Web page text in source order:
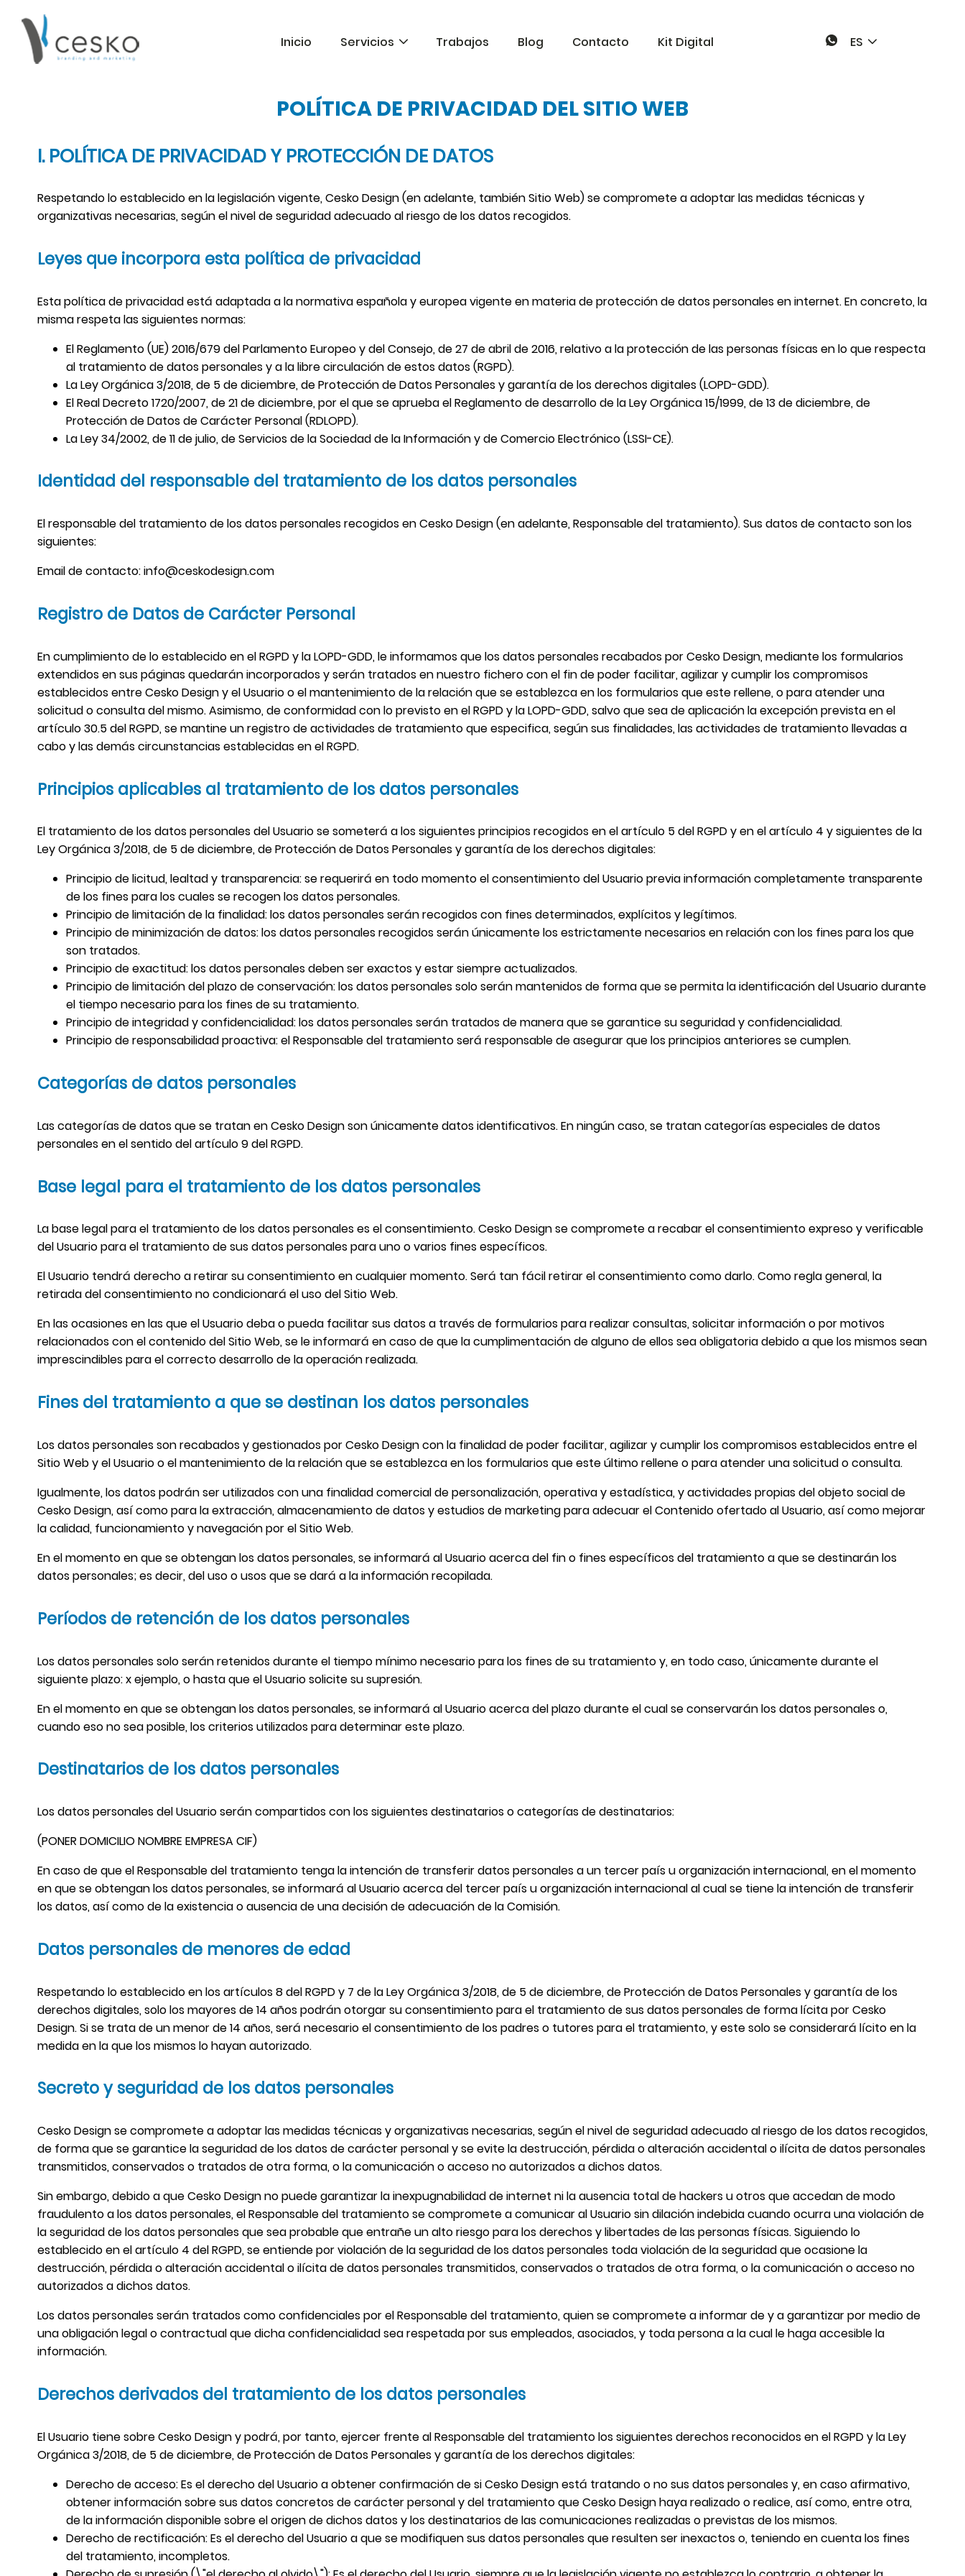
Inicio Servicios
Servicios
Páginas
Diseño
Marketing
Factura
Mucho
más...
Trabajos Blog Contacto Kit Digital ES
POLÍTICA DE PRIVACIDAD DEL SITIO WEB
I. POLÍTICA DE PRIVACIDAD Y PROTECCIÓN DE DATOS
Respetando lo establecido en la legislación vigente, Cesko Design (en adelante, también Sitio Web) se compromete a adoptar las medidas técnicas y
organizativas necesarias, según el nivel de seguridad adecuado al riesgo de los datos recogidos.
Leyes que incorpora esta política de privacidad
Esta política de privacidad está adaptada a la normativa española y europea vigente en materia de protección de datos personales en internet. En concreto, la
misma respeta las siguientes normas:
El Reglamento (UE) 2016/679 del Parlamento Europeo y del Consejo, de 27 de abril de 2016, relativo a la protección de las personas físicas en lo que respecta
al tratamiento de datos personales y a la libre circulación de estos datos (RGPD).
La Ley Orgánica 3/2018, de 5 de diciembre, de Protección de Datos Personales y garantía de los derechos digitales (LOPD-GDD).
El Real Decreto 1720/2007, de 21 de diciembre, por el que se aprueba el Reglamento de desarrollo de la Ley Orgánica 15/1999, de 13 de diciembre, de
Protección de Datos de Carácter Personal (RDLOPD).
La Ley 34/2002, de 11 de julio, de Servicios de la Sociedad de la Información y de Comercio Electrónico (LSSI-CE).
Identidad del responsable del tratamiento de los datos personales
El responsable del tratamiento de los datos personales recogidos en Cesko Design (en adelante, Responsable del tratamiento). Sus datos de contacto son los
siguientes:
Email de contacto: info@ceskodesign.com
Registro de Datos de Carácter Personal
En cumplimiento de lo establecido en el RGPD y la LOPD-GDD, le informamos que los datos personales recabados por Cesko Design, mediante los formularios
extendidos en sus páginas quedarán incorporados y serán tratados en nuestro fichero con el fin de poder facilitar, agilizar y cumplir los compromisos
establecidos entre Cesko Design y el Usuario o el mantenimiento de la relación que se establezca en los formularios que este rellene, o para atender una
solicitud o consulta del mismo. Asimismo, de conformidad con lo previsto en el RGPD y la LOPD-GDD, salvo que sea de aplicación la excepción prevista en el
artículo 30.5 del RGPD, se mantine un registro de actividades de tratamiento que especifica, según sus finalidades, las actividades de tratamiento llevadas a
cabo y las demás circunstancias establecidas en el RGPD.
Principios aplicables al tratamiento de los datos personales
El tratamiento de los datos personales del Usuario se someterá a los siguientes principios recogidos en el artículo 5 del RGPD y en el artículo 4 y siguientes de la
Ley Orgánica 3/2018, de 5 de diciembre, de Protección de Datos Personales y garantía de los derechos digitales:
Principio de licitud, lealtad y transparencia: se requerirá en todo momento el consentimiento del Usuario previa información completamente transparente
de los fines para los cuales se recogen los datos personales.
Principio de limitación de la finalidad: los datos personales serán recogidos con fines determinados, explícitos y legítimos.
Principio de minimización de datos: los datos personales recogidos serán únicamente los estrictamente necesarios en relación con los fines para los que
son tratados.
Principio de exactitud: los datos personales deben ser exactos y estar siempre actualizados.
Principio de limitación del plazo de conservación: los datos personales solo serán mantenidos de forma que se permita la identificación del Usuario durante
el tiempo necesario para los fines de su tratamiento.
Principio de integridad y confidencialidad: los datos personales serán tratados de manera que se garantice su seguridad y confidencialidad.
Principio de responsabilidad proactiva: el Responsable del tratamiento será responsable de asegurar que los principios anteriores se cumplen.
Categorías de datos personales
Las categorías de datos que se tratan en Cesko Design son únicamente datos identificativos. En ningún caso, se tratan categorías especiales de datos
personales en el sentido del artículo 9 del RGPD.
Base legal para el tratamiento de los datos personales
La base legal para el tratamiento de los datos personales es el consentimiento. Cesko Design se compromete a recabar el consentimiento expreso y verificable
del Usuario para el tratamiento de sus datos personales para uno o varios fines específicos.
El Usuario tendrá derecho a retirar su consentimiento en cualquier momento. Será tan fácil retirar el consentimiento como darlo. Como regla general, la
retirada del consentimiento no condicionará el uso del Sitio Web.
En las ocasiones en las que el Usuario deba o pueda facilitar sus datos a través de formularios para realizar consultas, solicitar información o por motivos
relacionados con el contenido del Sitio Web, se le informará en caso de que la cumplimentación de alguno de ellos sea obligatoria debido a que los mismos sean
imprescindibles para el correcto desarrollo de la operación realizada.
Fines del tratamiento a que se destinan los datos personales
Los datos personales son recabados y gestionados por Cesko Design con la finalidad de poder facilitar, agilizar y cumplir los compromisos establecidos entre el
Sitio Web y el Usuario o el mantenimiento de la relación que se establezca en los formularios que este último rellene o para atender una solicitud o consulta.
Igualmente, los datos podrán ser utilizados con una finalidad comercial de personalización, operativa y estadística, y actividades propias del objeto social de
Cesko Design, así como para la extracción, almacenamiento de datos y estudios de marketing para adecuar el Contenido ofertado al Usuario, así como mejorar
la calidad, funcionamiento y navegación por el Sitio Web.
En el momento en que se obtengan los datos personales, se informará al Usuario acerca del fin o fines específicos del tratamiento a que se destinarán los
datos personales; es decir, del uso o usos que se dará a la información recopilada.
Períodos de retención de los datos personales
Los datos personales solo serán retenidos durante el tiempo mínimo necesario para los fines de su tratamiento y, en todo caso, únicamente durante el
siguiente plazo: x ejemplo, o hasta que el Usuario solicite su supresión.
En el momento en que se obtengan los datos personales, se informará al Usuario acerca del plazo durante el cual se conservarán los datos personales o,
cuando eso no sea posible, los criterios utilizados para determinar este plazo.
Destinatarios de los datos personales
Los datos personales del Usuario serán compartidos con los siguientes destinatarios o categorías de destinatarios:
(PONER DOMICILIO NOMBRE EMPRESA CIF)
En caso de que el Responsable del tratamiento tenga la intención de transferir datos personales a un tercer país u organización internacional, en el momento
en que se obtengan los datos personales, se informará al Usuario acerca del tercer país u organización internacional al cual se tiene la intención de transferir
los datos, así como de la existencia o ausencia de una decisión de adecuación de la Comisión.
Datos personales de menores de edad
Respetando lo establecido en los artículos 8 del RGPD y 7 de la Ley Orgánica 3/2018, de 5 de diciembre, de Protección de Datos Personales y garantía de los
derechos digitales, solo los mayores de 14 años podrán otorgar su consentimiento para el tratamiento de sus datos personales de forma lícita por Cesko
Design. Si se trata de un menor de 14 años, será necesario el consentimiento de los padres o tutores para el tratamiento, y este solo se considerará lícito en la
medida en la que los mismos lo hayan autorizado.
Secreto y seguridad de los datos personales
Cesko Design se compromete a adoptar las medidas técnicas y organizativas necesarias, según el nivel de seguridad adecuado al riesgo de los datos recogidos,
de forma que se garantice la seguridad de los datos de carácter personal y se evite la destrucción, pérdida o alteración accidental o ilícita de datos personales
transmitidos, conservados o tratados de otra forma, o la comunicación o acceso no autorizados a dichos datos.
Sin embargo, debido a que Cesko Design no puede garantizar la inexpugnabilidad de internet ni la ausencia total de hackers u otros que accedan de modo
fraudulento a los datos personales, el Responsable del tratamiento se compromete a comunicar al Usuario sin dilación indebida cuando ocurra una violación de
la seguridad de los datos personales que sea probable que entrañe un alto riesgo para los derechos y libertades de las personas físicas. Siguiendo lo
establecido en el artículo 4 del RGPD, se entiende por violación de la seguridad de los datos personales toda violación de la seguridad que ocasione la
destrucción, pérdida o alteración accidental o ilícita de datos personales transmitidos, conservados o tratados de otra forma, o la comunicación o acceso no
autorizados a dichos datos.
Los datos personales serán tratados como confidenciales por el Responsable del tratamiento, quien se compromete a informar de y a garantizar por medio de
una obligación legal o contractual que dicha confidencialidad sea respetada por sus empleados, asociados, y toda persona a la cual le haga accesible la
información.
Derechos derivados del tratamiento de los datos personales
El Usuario tiene sobre Cesko Design y podrá, por tanto, ejercer frente al Responsable del tratamiento los siguientes derechos reconocidos en el RGPD y la Ley
Orgánica 3/2018, de 5 de diciembre, de Protección de Datos Personales y garantía de los derechos digitales:
Derecho de acceso: Es el derecho del Usuario a obtener confirmación de si Cesko Design está tratando o no sus datos personales y, en caso afirmativo,
obtener información sobre sus datos concretos de carácter personal y del tratamiento que Cesko Design haya realizado o realice, así como, entre otra,
de la información disponible sobre el origen de dichos datos y los destinatarios de las comunicaciones realizadas o previstas de los mismos.
Derecho de rectificación: Es el derecho del Usuario a que se modifiquen sus datos personales que resulten ser inexactos o, teniendo en cuenta los fines
del tratamiento, incompletos.